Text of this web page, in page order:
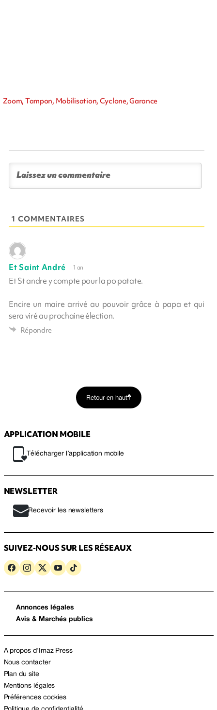
Zoom, Tampon, Mobilisation, Cyclone, Garance
1 COMMENTAIRES
Et Saint André 1 an
Et St andre y compte pour la po patate.
Encire un maire arrivé au pouvoir grâce à papa et qui
sera viré au prochaine élection.
Répondre
Retour en haut
APPLICATION MOBILE
Télécharger l’application mobile
NEWSLETTER
Recevoir les newsletters
SUIVEZ-NOUS SUR LES RÉSEAUX
Annonces légales
Avis & Marchés publics
A propos d’Imaz Press
Nous contacter
Plan du site
Mentions légales
Préférences cookies